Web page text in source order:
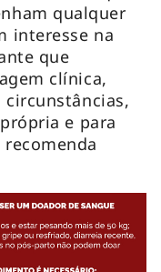
qualquer
interesse na
que
clínica,
circunstâncias,
e para
recomenda